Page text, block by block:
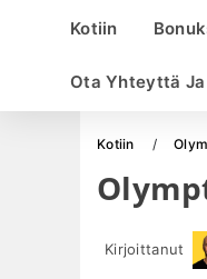
Kotiin
Ota Yhteyttä Ja
Kotiin
Kirjoittanut